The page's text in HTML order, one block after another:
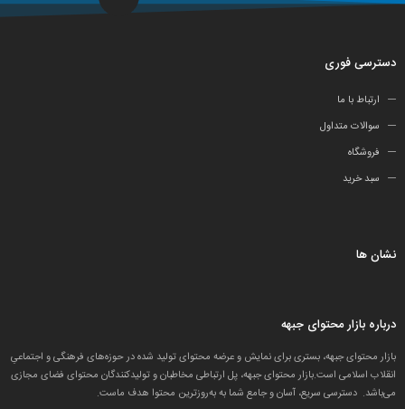
دسترسی فوری
ارتباط با ما
سوالات متداول
فروشگاه
سبد خرید
نشان ها
درباره بازار محتوای جبهه
بازار محتوای جبهه، بستری برای نمایش و عرضه محتوای تولید شده در حوزه‌های فرهنگی و اجتماعیِ
انقلاب اسلامی است.بازار محتوای جبهه، پل ارتباطی مخاطبان و تولید‌کنندگان محتوای فضای مجازی
می‌باشد. دسترسی سریع، آسان و جامع شما به به‌روزترین محتوا هدف ماست.